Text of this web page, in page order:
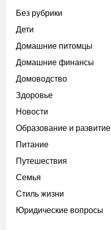
Без рубрики
Дети
Домашние питомцы
Домашние финансы
Домоводство
Здоровье
Новости
Образование и развитие
Питание
Путешествия
Семья
Стиль жизни
Юридические вопросы